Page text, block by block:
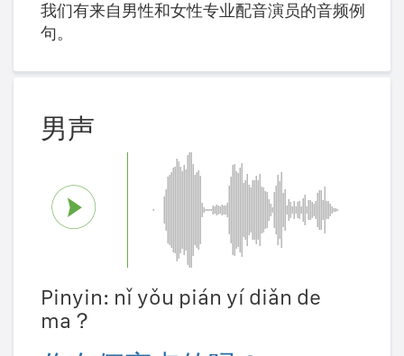
我们有来自男性和女性专业配音演员的音频例
句。
男声
Pinyin: nǐ yǒu pián yí diǎn de
ma？